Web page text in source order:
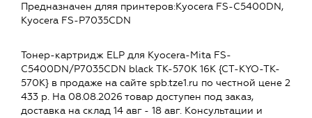
Предназначен дляя принтеров:Kyocera FS-C5400DN,
Kyocera FS-P7035CDN
Тонер-картридж ELP для Kyocera-Mita FS-
C5400DN/P7035CDN black TK-570K 16K {CT-KYO-TK-
570K} в продаже на сайте spb.tze1.ru по честной цене 2
433 р. На 08.08.2026 товар доступен под заказ,
доставка на склад 14 авг - 18 авг. Консультации и